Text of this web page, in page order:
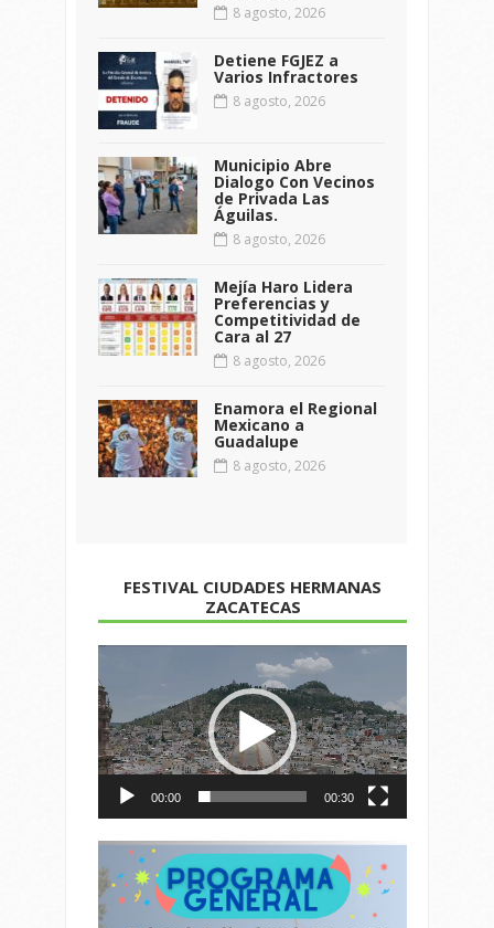
8 agosto, 2026
Detiene FGJEZ a
Varios Infractores
8 agosto, 2026
Municipio Abre
Dialogo Con Vecinos
de Privada Las
Águilas.
8 agosto, 2026
Mejía Haro Lidera
Preferencias y
Competitividad de
Cara al 27
8 agosto, 2026
Enamora el Regional
Mexicano a
Guadalupe
8 agosto, 2026
FESTIVAL CIUDADES HERMANAS
ZACATECAS
de
vídeo
00:00 00:30